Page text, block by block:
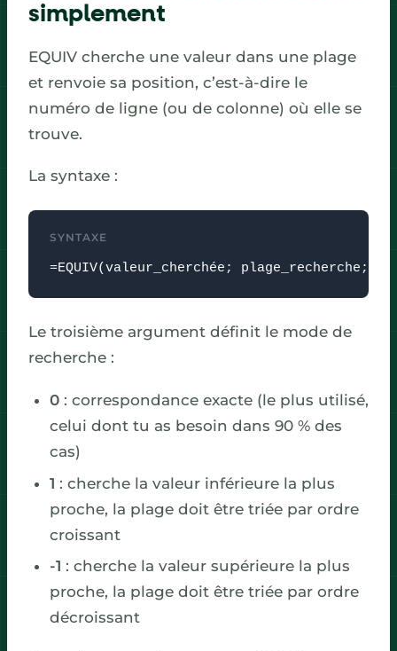
simplement
EQUIV cherche une valeur dans une plage
et renvoie sa position, c’est-à-dire le
numéro de ligne (ou de colonne) où elle se
trouve.
La syntaxe :
SYNTAXE
=EQUIV(valeur_cherchée; plage_recherche;
Le troisième argument définit le mode de
recherche :
0: correspondance exacte (le plus utilisé,
celui dont tu as besoin dans 90 % des
cas)
1 : cherche la valeur inférieure la plus
proche, la plage doit être triée par ordre
croissant
-1 : cherche la valeur supérieure la plus
proche, la plage doit être triée par ordre
décroissant